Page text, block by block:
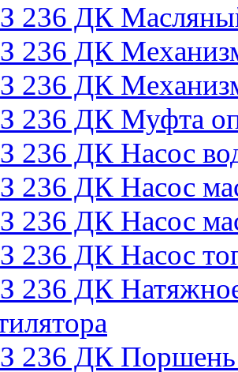
236 ДК
236 ДК
236 ДК
236 ДК Муфта
236 ДК Насос
236 ДК Насос
236 ДК Насос
236 ДК Насос
236 ДК Натяжное
236 ДК Поршень